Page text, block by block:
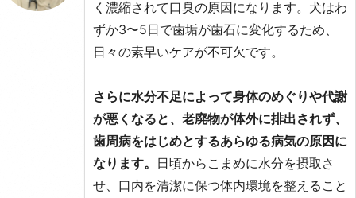
く濃縮されて口臭の原因になります。犬はわ
ずか3〜5日で歯垢が歯石に変化するため、
日々の素早いケアが不可欠です。
さらに水分不足によって身体のめぐりや代謝
が悪くなると、老廃物が体外に排出されず、
歯周病をはじめとするあらゆる病気の原因に
なります。 日頃からこまめに水分を摂取さ
せ、口内を清潔に保つ体内環境を整えること